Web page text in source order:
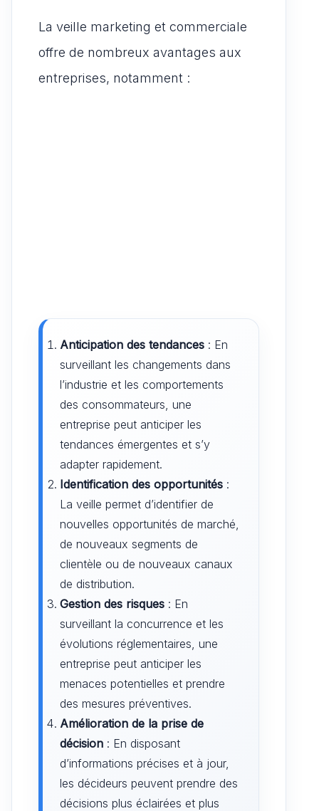
La veille marketing et commerciale
offre de nombreux avantages aux
entreprises, notamment :
Anticipation des tendances : En
surveillant les changements dans
l’industrie et les comportements
des consommateurs, une
entreprise peut anticiper les
tendances émergentes et s’y
adapter rapidement.
Identification des opportunités :
La veille permet d’identifier de
nouvelles opportunités de marché,
de nouveaux segments de
clientèle ou de nouveaux canaux
de distribution.
Gestion des risques : En
surveillant la concurrence et les
évolutions réglementaires, une
entreprise peut anticiper les
menaces potentielles et prendre
des mesures préventives.
Amélioration de la prise de
décision : En disposant
d’informations précises et à jour,
les décideurs peuvent prendre des
décisions plus éclairées et plus